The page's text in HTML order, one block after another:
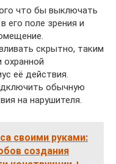
что бы выключать
его поле зрения и
скрытно, таким
её действия.
обычную
на нарушителя.
своими руками:
создания